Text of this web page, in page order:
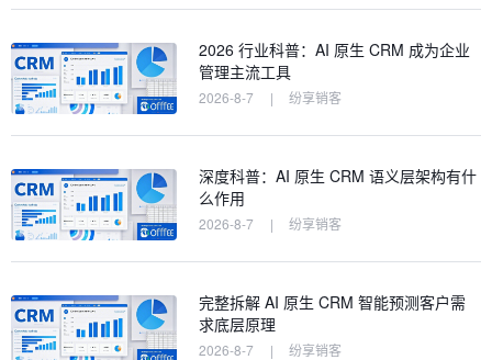
2026 行业科普：AI 原生 CRM 成为企业
管理主流工具
2026-8-7 | 纷享销客
深度科普：AI 原生 CRM 语义层架构有什
么作用
2026-8-7 | 纷享销客
完整拆解 AI 原生 CRM 智能预测客户需
求底层原理
2026-8-7 | 纷享销客